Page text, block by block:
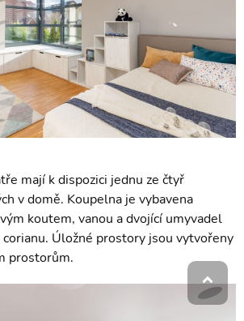
mají k dispozici jednu ze čtyř
v domě. Koupelna je vybavena
koutem, vanou a dvojící umyvadel
Úložné prostory jsou vytvořeny
prostorům.